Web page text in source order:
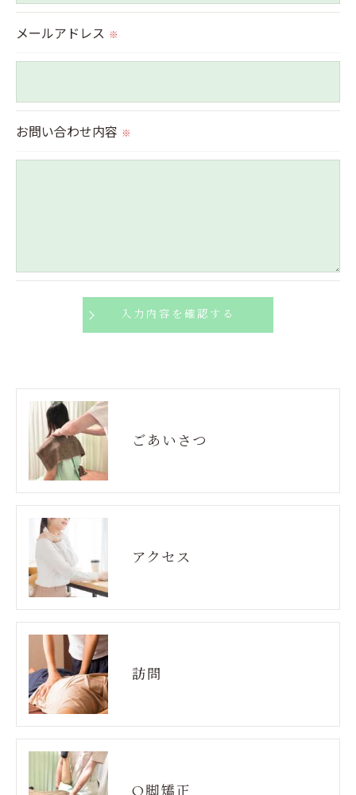
置をとり、適切な監督を行います。
＜個人情報の安全管理＞
切に安全管理対策を実施します。
＜個人情報を与えなかった場合に生じる結果＞
＜個人情報の開示･訂正・削除･利用停止の手続につ
す。
個人情報の開示･訂正･削除・利用停止の具体的手続
きにつきましては、お電話でお問合せ下さい。
メールアドレス ※
お問い合わせ内容 ※
ごあいさつ
アクセス
訪問
O脚矯正